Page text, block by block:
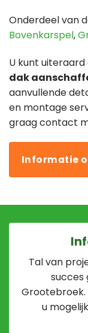
Onderdeel van
Bovenkarspel,
U kunt uiteraard
dak
aanvullende
en montage
graag contact
Informatie
Tal van
succes
Grootebroek.
u